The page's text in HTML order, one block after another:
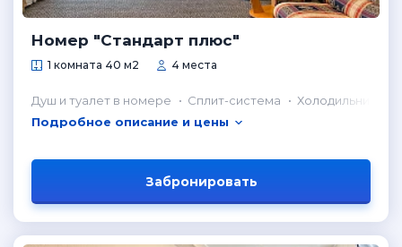
Номер "Стандарт плюс"
1 комната 40 м2 4 места
Душ и туалет в номере Сплит-система
Холодильник в
Подробное описание и цены
Забронировать